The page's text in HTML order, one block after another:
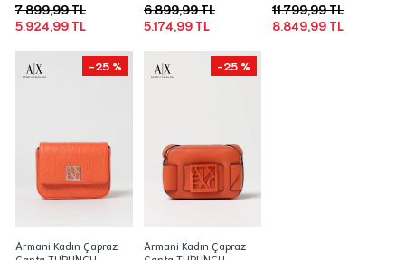
5.924,99 TL
7.899,99 TL
5.174,99 TL
6.899,99 TL
8.849,99 TL
11.799,99 TL
-25 %
Armani Kadın Çapraz
-25 %
Armani Kadın Çapraz